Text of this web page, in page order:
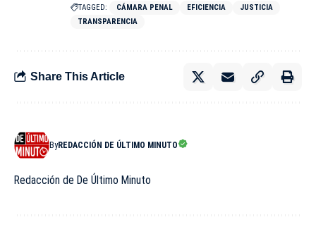
TAGGED: CÁMARA PENAL EFICIENCIA
JUSTICIA
TRANSPARENCIA
Share This Article
ByREDACCIÓN DE ÚLTIMO MINUTO
Redacción de De Último Minuto